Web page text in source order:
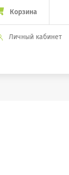
Корзина
Личный кабинет